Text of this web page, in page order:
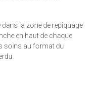
la zone de repiquage
en haut de chaque
soins au format du